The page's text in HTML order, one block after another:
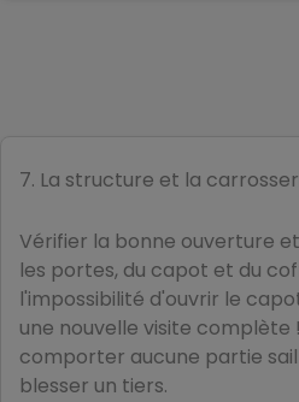
7. La structure et la
Vérifier la bonne ouverture
les portes, du capot et du
l'impossibilité d'ouvrir le
une nouvelle visite complète
comporter aucune partie
blesser un tiers.